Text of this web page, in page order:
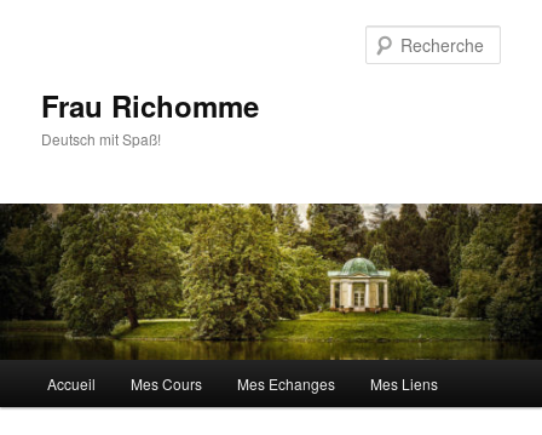
Frau Richomme
Deutsch mit Spaß!
principal
Accueil Mes Cours Mes Echanges Mes Liens